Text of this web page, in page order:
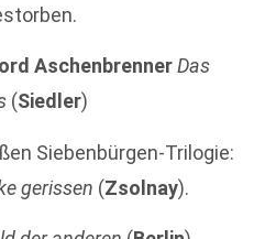
AschenbrennerDas
(Siedler)
Siebenbürgen-Trilogie:
gerissen (Zsolnay).